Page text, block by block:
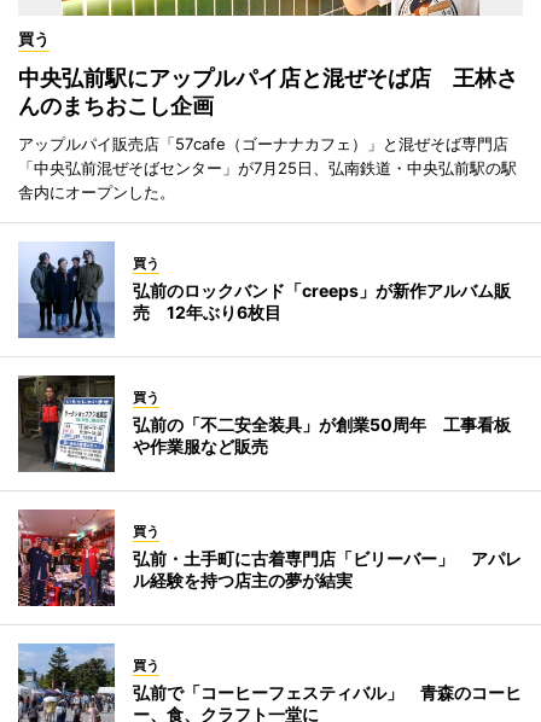
買う
中央弘前駅にアップルパイ店と混ぜそば店 王林さ
んのまちおこし企画
アップルパイ販売店「57cafe（ゴーナナカフェ）」と混ぜそば専門店
「中央弘前混ぜそばセンター」が7月25日、弘南鉄道・中央弘前駅の駅
舎内にオープンした。
買う
弘前のロックバンド「creeps」が新作アルバム販
売 12年ぶり6枚目
買う
弘前の「不二安全装具」が創業50周年 工事看板
や作業服など販売
買う
弘前・土手町に古着専門店「ビリーバー」 アパレ
ル経験を持つ店主の夢が結実
買う
弘前で「コーヒーフェスティバル」 青森のコーヒ
ー、食、クラフト一堂に